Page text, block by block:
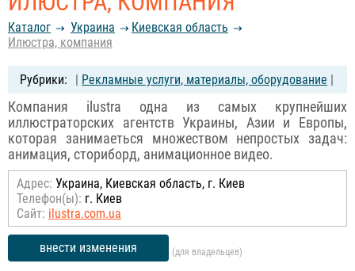
Каталог Украина
Киевская область
Илюстра, компания
| Рекламные услуги, материалы, оборудование |
Компания ilustra одна из самых крупнейших
иллюстраторских агентств Украины, Азии и Европы,
которая занимаеться множеством непростых задач:
анимация, сториборд, анимационное видео.
Адрес: Украина, Киевская область, г. Киев
Телефон(ы): г. Киев
Сайт: ilustra.com.ua
внести изменения (для владельцев)